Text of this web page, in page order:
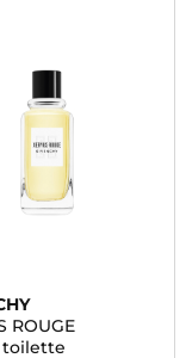
ROUGE
toilette